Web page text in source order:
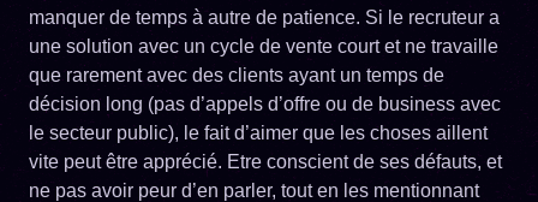
manquer de temps à autre de patience. Si le recruteur a
une solution avec un cycle de vente court et ne travaille
que rarement avec des clients ayant un temps de
décision long (pas d’appels d’offre ou de business avec
le secteur public), le fait d’aimer que les choses aillent
vite peut être apprécié. Etre conscient de ses défauts, et
ne pas avoir peur d’en parler, tout en les mentionnant